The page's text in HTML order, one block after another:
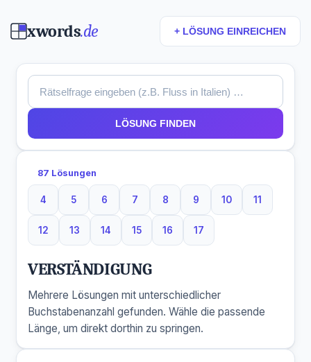
xwords.de + LÖSUNG EINREICHEN
LÖSUNG FINDEN
87 Lösungen
4
4 Buchstaben
5
5 Buchstaben
6
6 Buchstaben
7
7 Buchstaben
8
8 Buchstaben
9
9 Buchstaben
10
10 Buchstaben
11
11
12
12 Buchstaben
13
13 Buchstaben
14
14 Buchstaben
15
15 Buchstaben
16
16 Buchstaben
17
17 Buchstaben
VERSTÄNDIGUNG
Mehrere Lösungen mit unterschiedlicher
Buchstabenanzahl gefunden. Wähle die passende
Länge, um direkt dorthin zu springen.